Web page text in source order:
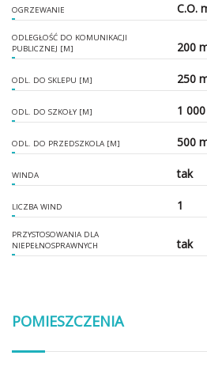
OGRZEWANIE C.O.
ODLEGŁOŚĆ DO KOMUNIKACJI
PUBLICZNEJ [M]
200
ODL. DO SKLEPU [M] 250
ODL. DO SZKOŁY [M] 1
ODL. DO PRZEDSZKOLA [M] 500
WINDA tak
LICZBA WIND 1
PRZYSTOSOWANIA DLA
NIEPEŁNOSPRAWNYCH
tak
POMIESZCZENIA